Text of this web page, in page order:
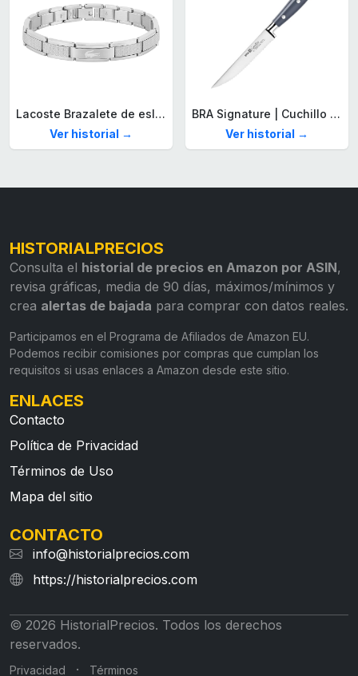
Lacoste Brazalete de eslabón para Hombre Colección STENCIL de Acero inoxidable
Ver historial →
BRA Signature | Cuchillo tomatero 120 mm, Acero Inoxidable alemán forjado con Molibdeno Vanadio, Mango Remachado ABS, Diseño Ergonómico, Hoja 1,6 mm espesor
Ver historial →
HISTORIALPRECIOS
Consulta el historial de precios en Amazon por ASIN,
revisa gráficas, media de 90 días, máximos/mínimos y
crea alertas de bajada para comprar con datos reales.
Participamos en el Programa de Afiliados de Amazon EU.
Podemos recibir comisiones por compras que cumplan los
requisitos si usas enlaces a Amazon desde este sitio.
ENLACES
Contacto
Política de Privacidad
Términos de Uso
Mapa del sitio
CONTACTO
info@historialprecios.com
https://historialprecios.com
© 2026 HistorialPrecios. Todos los derechos
reservados.
Privacidad · Términos